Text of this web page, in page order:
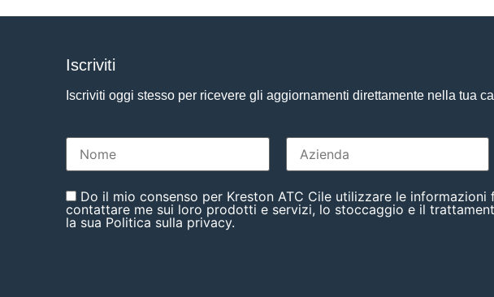
Iscriviti
Iscriviti oggi stesso per ricevere gli aggiornamenti direttamente nella tua
Do il mio consenso per Kreston ATC Cile utilizzare le
contattare me sui loro prodotti e servizi, lo stoccaggio e il
la sua Politica sulla privacy.